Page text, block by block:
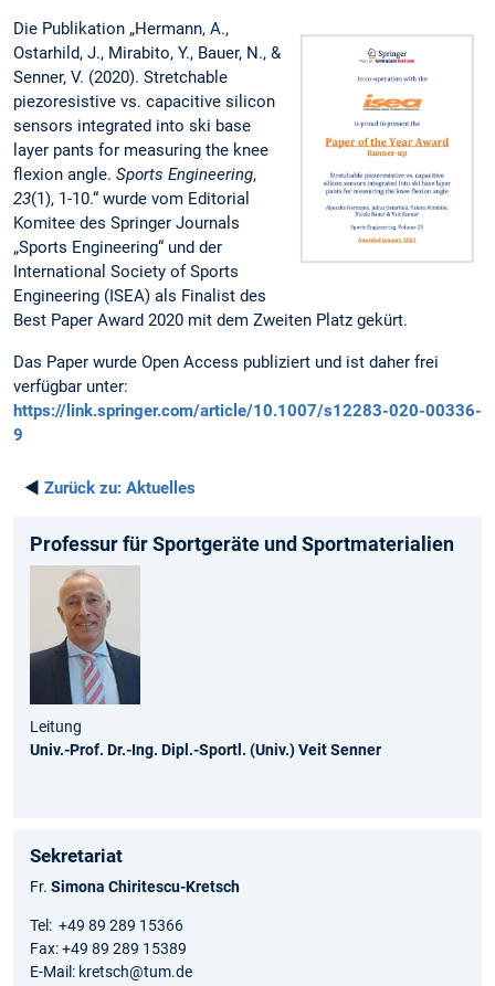
Die Publikation „Hermann, A.,
Ostarhild, J., Mirabito, Y., Bauer, N., &
Senner, V. (2020). Stretchable
piezoresistive vs. capacitive silicon
sensors integrated into ski base
layer pants for measuring the knee
flexion angle. Sports Engineering,
23(1), 1-10.“ wurde vom Editorial
Komitee des Springer Journals
„Sports Engineering“ und der
International Society of Sports
Engineering (ISEA) als Finalist des
Best Paper Award 2020 mit dem Zweiten Platz gekürt.
Das Paper wurde Open Access publiziert und ist daher frei
verfügbar unter:
https://link.springer.com/article/10.1007/s12283-020-00336-
9
◄ Zurück zu: Aktuelles
Professur für Sportgeräte und Sportmaterialien
Leitung
Univ.-Prof. Dr.-Ing. Dipl.-Sportl. (Univ.) Veit Senner
Sekretariat
Fr. Simona Chiritescu-Kretsch
Tel: +49 89 289 15366
Fax: +49 89 289 15389
E-Mail: kretsch@tum.de